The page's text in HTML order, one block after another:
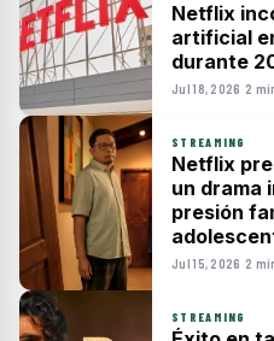
Netflix
artificial
durante
Jul 18, 2026 ·2
STREAMING
Netflix
un drama
presión
Jul 15, 2026 ·2
STREAMING